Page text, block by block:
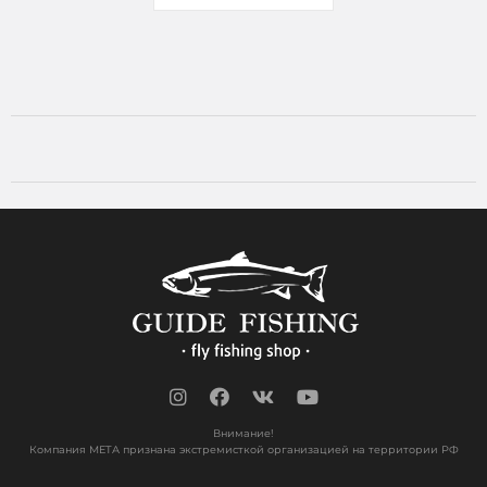
Внимание!
Компания МЕТА признана экстремисткой организацией на территории РФ